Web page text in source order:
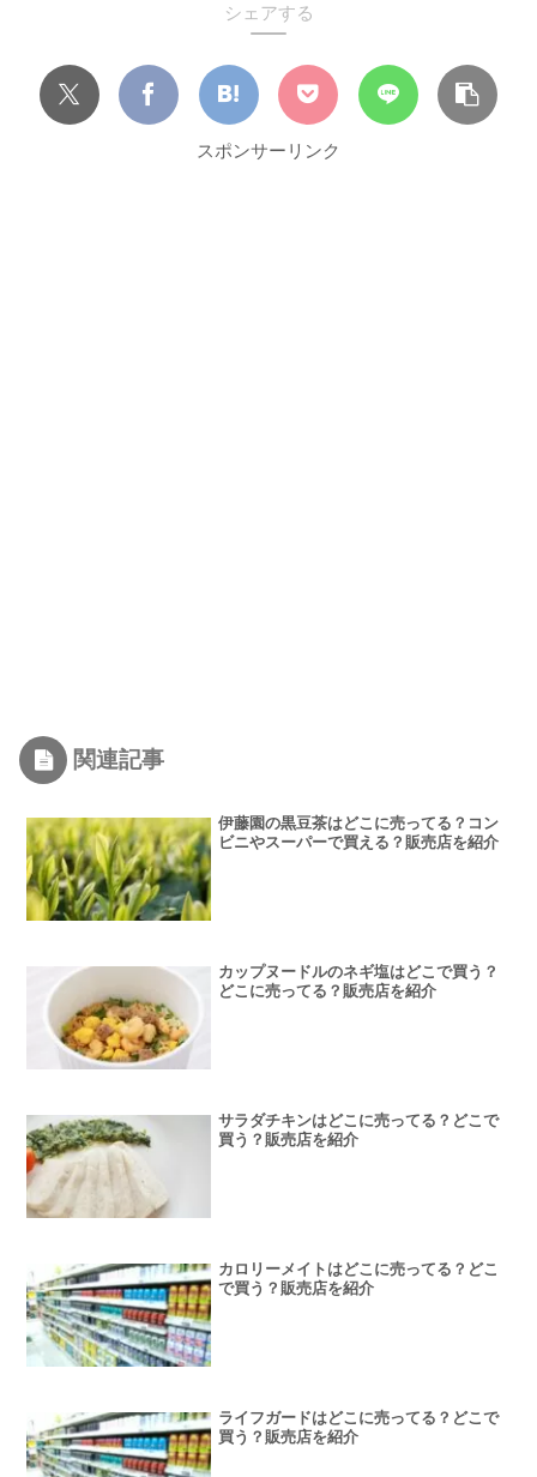
シェアする
スポンサーリンク
関連記事
伊藤園の黒豆茶はどこに売ってる？コン
ビニやスーパーで買える？販売店を紹介
カップヌードルのネギ塩はどこで買う？
どこに売ってる？販売店を紹介
サラダチキンはどこに売ってる？どこで
買う？販売店を紹介
カロリーメイトはどこに売ってる？どこ
で買う？販売店を紹介
ライフガードはどこに売ってる？どこで
買う？販売店を紹介